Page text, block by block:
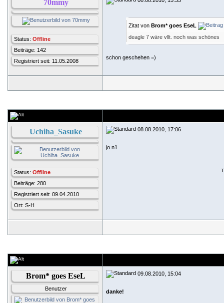
70mmy
Status: Offline
Beiträge: 142
Registriert seit: 11.05.2008
Zitat von Brom* goes EseL
deagle 7 wäre vllt. noch was schönes
schon geschehen =)
Uchiha_Sasuke
Status: Offline
Beiträge: 280
Registriert seit: 09.04.2010
Ort: S-H
08.08.2010, 17:06
jo n1
Brom* goes EseL
Benutzer
09.08.2010, 15:04
danke!